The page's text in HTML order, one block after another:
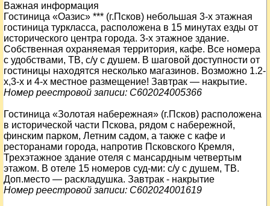
Важная информация
Гостиница «Оазис» *** (г.Псков) небольшая 3-х этажная
гостиница туркласса, расположена в 15 минутах езды от
исторического центра города. 3-х этажное здание.
Собственная охраняемая территория, кафе. Все номера
с удобствами, ТВ, с/у с душем. В шаговой доступности от
гостиницы находятся несколько магазинов. Возможно 1.2-
х,3-х и 4-х местное размещение! Завтрак — накрытие.
Номер реестровой записи: С602024005366
Гостиница «Золотая набережная» (г.Псков) расположена
в исторической части Пскова, рядом с набережной,
финским парком, Летним садом, а также с кафе и
ресторанами города, напротив Псковского Кремля,
Трехэтажное здание отеля с мансардным четвертым
этажом. В отеле 15 номеров суд-ми: с/у с душем, ТВ.
Доп.место — раскладушка. Завтрак - накрытие
Номер реестровой записи: С602024001619